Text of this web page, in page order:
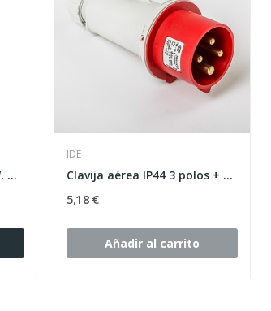
Bombilla LED G45. E27. 5W. DIA. 6.500K
IDE
Clavija aérea IP44 3 polos + tierra 380V 16A 6h...
5,18 €
Añadir al carrito